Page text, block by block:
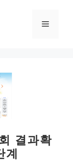
메
결과확
계